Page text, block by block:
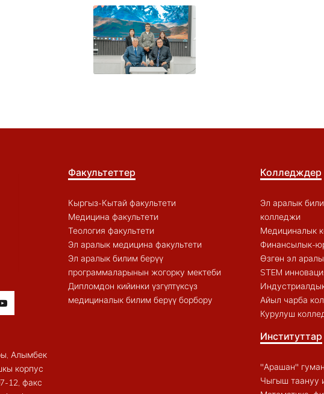
Алымбек
корпус
12, факс
Факультеттер
Кыргыз-Кытай факультети
Медицина факультети
Теология факультети
Эл аралык медицина факультети
Эл аралык билим берүү
программаларынын жогорку мектеби
Дипломдон кийинки үзгүлтүксүз
медициналык билим берүү борбору
Колледждер
Эл аралык
колледжи
Медициналык
Финансылык-
Өзгөн эл
STEM
Айыл чарба
Курулуш
Институттар
"Арашан"
Чыгыш таануу